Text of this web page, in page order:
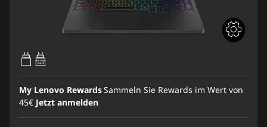
65W-100W
USB PD
My Lenovo RewardsSammeln Sie Rewards im Wert von
45€ Jetzt anmelden